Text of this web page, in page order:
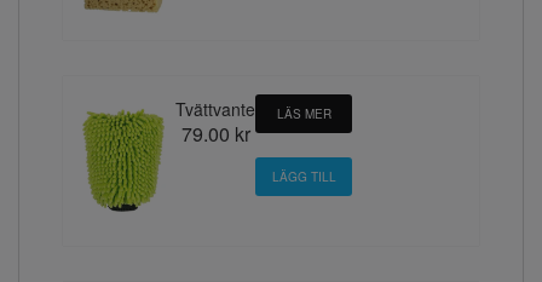
Tvättvante
79.00 kr
LÄS MER